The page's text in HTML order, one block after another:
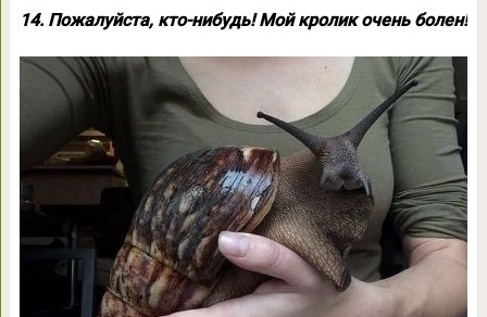
14. Пожалуйста, кто-нибудь! Мой кролик очень болен!